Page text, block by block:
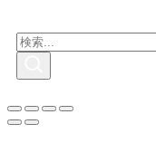
検
索